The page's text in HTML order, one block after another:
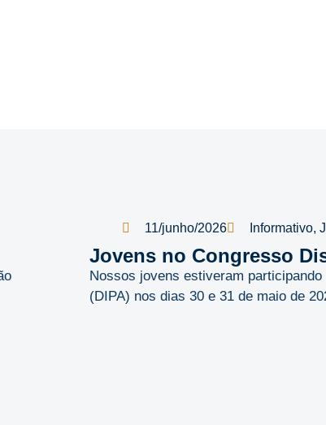
11/junho/2026 Informativo,
Jovens no Congresso
Nossos jovens estiveram
(DIPA) nos dias 30 e 31 de maio de